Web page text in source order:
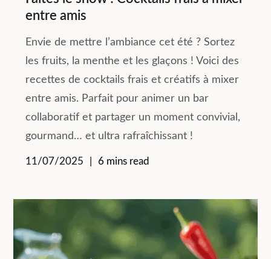
entre amis
Envie de mettre l’ambiance cet été ? Sortez
les fruits, la menthe et les glaçons ! Voici des
recettes de cocktails frais et créatifs à mixer
entre amis. Parfait pour animer un bar
collaboratif et partager un moment convivial,
gourmand… et ultra rafraîchissant !
11/07/2025 6 mins read